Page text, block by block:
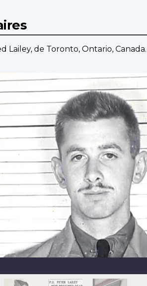
Lailey, de Toronto, Ontario,